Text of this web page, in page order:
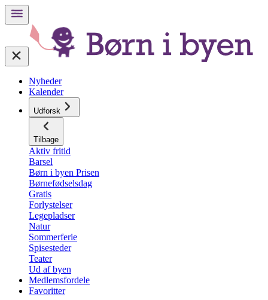
Nyheder
Kalender
Udforsk
Tilbage
Aktiv fritid
Barsel
Børn i byen Prisen
Børnefødselsdag
Gratis
Forlystelser
Legepladser
Natur
Sommerferie
Spisesteder
Teater
Ud af byen
Medlemsfordele
Favoritter